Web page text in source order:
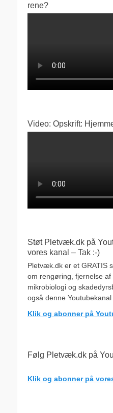
rene?
Video: Opskrift:
Støt Pletvæk.dk på
vores kanal – Tak :-)
Pletvæk.dk er et GRATIS
om rengøring, fjernelse af
mikrobiologi og
også denne
Klik og abonner på
Følg Pletvæk.dk på
Klik og abonner på